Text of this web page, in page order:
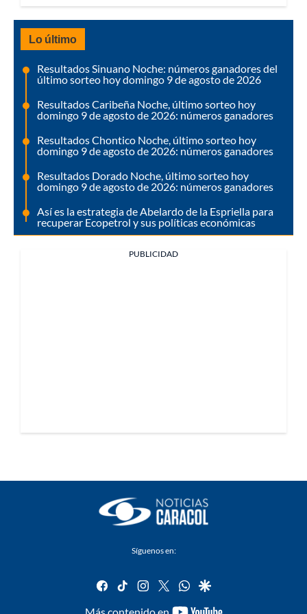
Lo último
Resultados Sinuano Noche: números ganadores del
último sorteo hoy domingo 9 de agosto de 2026
Resultados Caribeña Noche, último sorteo hoy
domingo 9 de agosto de 2026: números ganadores
Resultados Chontico Noche, último sorteo hoy
domingo 9 de agosto de 2026: números ganadores
Resultados Dorado Noche, último sorteo hoy
domingo 9 de agosto de 2026: números ganadores
Así es la estrategia de Abelardo de la Espriella para
recuperar Ecopetrol y sus políticas económicas
PUBLICIDAD
Síguenos en:
facebook
tiktok instagram
twitterwhatsapp
google
youtube-